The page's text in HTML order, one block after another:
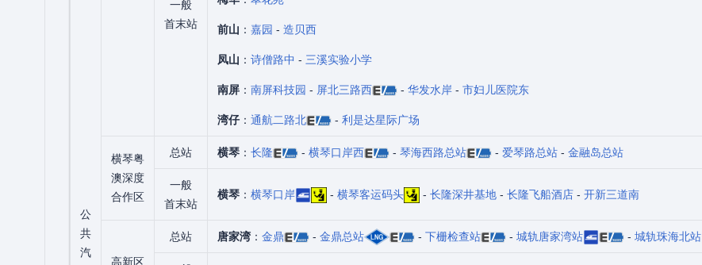
公
共
汽
一般
首末站
前山 ： 嘉园 - 造贝西
凤山 ： 诗僧路中 - 三溪实验小学
南屏 ： 南屏科技园 - 屏北三路西 - 华发水岸 - 市妇儿医院东
湾仔 ： 通航二路北 - 利是达星际广场
横琴粤
澳深度
合作区
总站 横琴 ： 长隆 - 横琴口岸西 - 琴海西路总站 - 爱琴路总站 - 金融岛总站
一般
首末站
横琴 ： 横琴口岸 - 横琴客运码头 - 长隆深井基地 - 长隆飞船酒店 - 开新三道南
高新区
总站 唐家湾 ： 金鼎 - 金鼎总站 - 下栅检查站 - 城轨唐家湾站 - 城轨珠海北站